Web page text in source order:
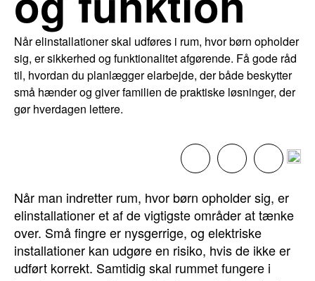
Når elinstallationer skal udføres i rum, hvor børn opholder
sig, er sikkerhed og funktionalitet afgørende. Få gode råd
til, hvordan du planlægger elarbejde, der både beskytter
små hænder og giver familien de praktiske løsninger, der
gør hverdagen lettere.
Når man indretter rum, hvor børn opholder sig, er
elinstallationer et af de vigtigste områder at tænke
over. Små fingre er nysgerrige, og elektriske
installationer kan udgøre en risiko, hvis de ikke er
udført korrekt. Samtidig skal rummet fungere i